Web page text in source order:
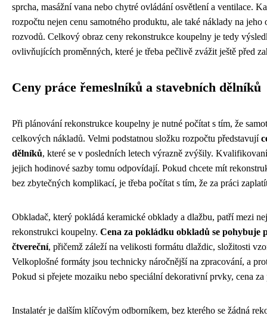
sprcha, masážní vana nebo chytré ovládání osvětlení a ventilace.
rozpočtu nejen cenu samotného produktu, ale také náklady na
rozvodů. Celkový obraz ceny rekonstrukce koupelny je tedy
ovlivňujících proměnných, které je třeba pečlivě zvážit ještě před
Ceny práce řemeslníků a stavebních dělníků
Při plánování rekonstrukce koupelny je nutné počítat s tím, že
celkových nákladů. Velmi podstatnou složku rozpočtu představují
dělníků, které se v posledních letech výrazně zvýšily.
jejich hodinové sazby tomu odpovídají. Pokud chcete mít
bez zbytečných komplikací, je třeba počítat s tím, že za práci
Obkladač, který pokládá keramické obklady a dlažbu, patří mezi
rekonstrukci koupelny. Cena za pokládku obkladů se pohybuje
čtvereční, přičemž záleží na velikosti formátu dlaždic, složitosti
Velkoplošné formáty jsou technicky náročnější na zpracování, a
Pokud si přejete mozaiku nebo speciální dekorativní prvky, cena
Instalatér je dalším klíčovým odborníkem, bez kterého se žádná